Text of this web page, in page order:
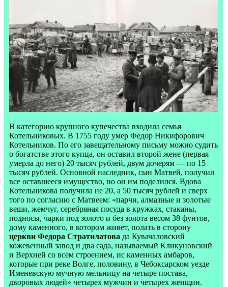
В категорию крупного купечества входила семья
Котельниковых. В 1755 году умер Федор Никифорович
Котельников. По его завещательному письму можно судить
о богатстве этого купца, он оставил второй жене (первая
умерла до него) 20 тысяч рублей, двум дочерям — по 15
тысяч рублей. Основной наследник, сын Матвей, получил
все оставшееся имущество, но он им поделился. Вдова
Котельникова получила не 20, а 50 тысяч рублей и сверх
того по согласию с Матвеем: «парчи, алмазные и золотые
веши, жемчуг, серебряная посуда в кружках, стаканы,
подносы, чарки под золото и без золота весом 38 фунтов,
дому каменного, в котором живет, полать в сторону
церкви Федора Стратилатова да Кувачаловский
кожевенный завод и два сада, называемый Кликуновский
и Верхней со всем строением, ис каменных амбаров,
которые при реке Волге, половину, в Чебоксарском уезде
Именевскую мучную мельницу на четыре постава,
дворовых людей» четырех мужчин и четырех женщин.